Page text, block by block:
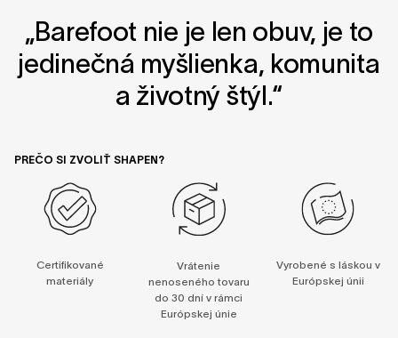
„Barefoot nie je len obuv, je to
jedinečná myšlienka, komunita
a životný štýl.“
PREČO SI ZVOLIŤ SHAPEN?
Certifikované
materiály
Vrátenie
nenoseného tovaru
do 30 dní v rámci
Európskej únie
Vyrobené s láskou v
Európskej únii